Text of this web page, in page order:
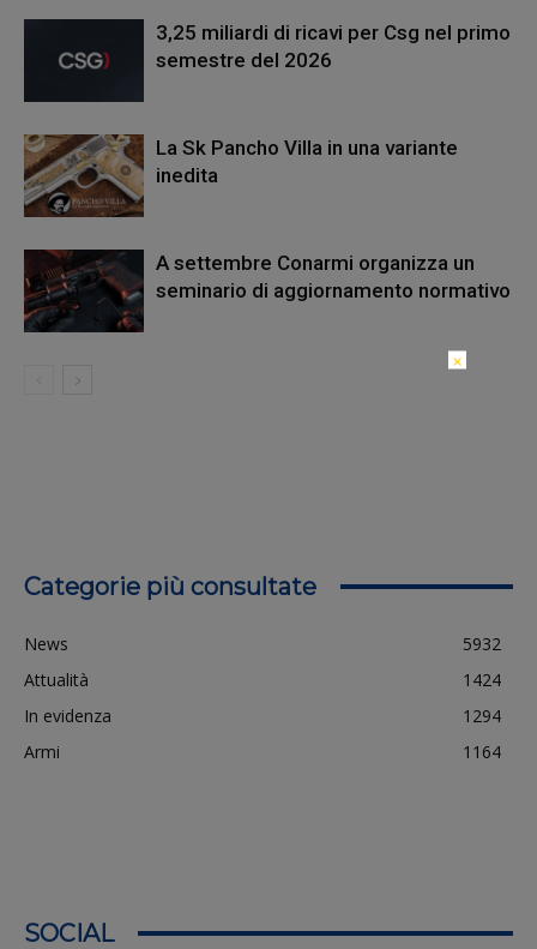
3,25 miliardi di ricavi per Csg nel primo
semestre del 2026
La Sk Pancho Villa in una variante
inedita
A settembre Conarmi organizza un
seminario di aggiornamento normativo
Categorie più consultate
News
5932
Attualità
1424
In evidenza
1294
Armi
1164
SOCIAL
×